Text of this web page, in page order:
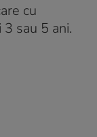
cu
sau 5 ani.